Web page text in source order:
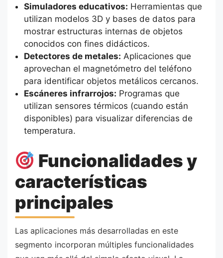
Simuladores educativos: Herramientas que
utilizan modelos 3D y bases de datos para
mostrar estructuras internas de objetos
conocidos con fines didácticos.
Detectores de metales: Aplicaciones que
aprovechan el magnetómetro del teléfono
para identificar objetos metálicos cercanos.
Escáneres infrarrojos: Programas que
utilizan sensores térmicos (cuando están
disponibles) para visualizar diferencias de
temperatura.
Funcionalidades y
características
principales
Las aplicaciones más desarrolladas en este
segmento incorporan múltiples funcionalidades